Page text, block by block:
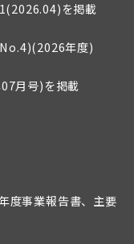
を掲載
年度)
月号)を掲載
度事業報告書、主要